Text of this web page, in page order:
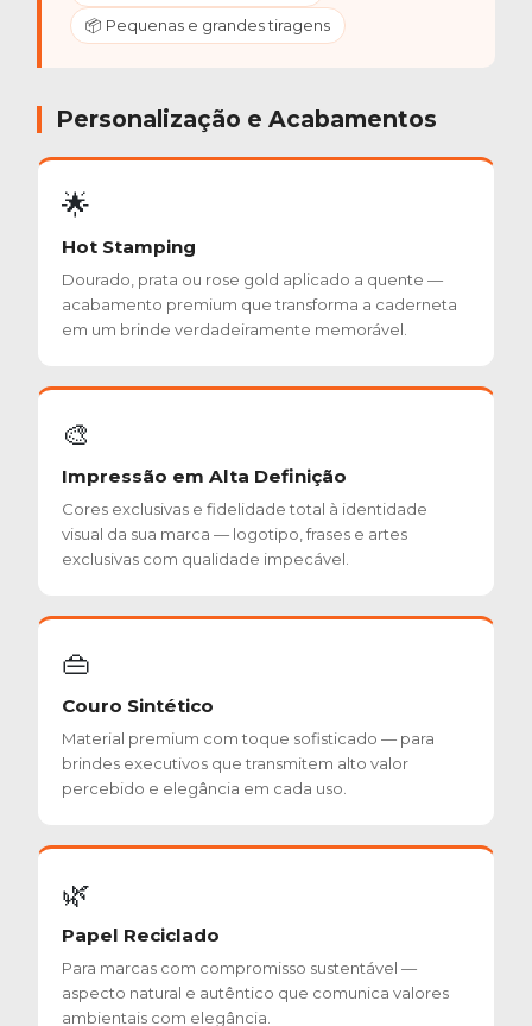
📦 Pequenas e grandes tiragens
Personalização e Acabamentos
🌟
Hot Stamping
Dourado, prata ou rose gold aplicado a quente —
acabamento premium que transforma a caderneta
em um brinde verdadeiramente memorável.
🎨
Impressão em Alta Definição
Cores exclusivas e fidelidade total à identidade
visual da sua marca — logotipo, frases e artes
exclusivas com qualidade impecável.
👜
Couro Sintético
Material premium com toque sofisticado — para
brindes executivos que transmitem alto valor
percebido e elegância em cada uso.
🌿
Papel Reciclado
Para marcas com compromisso sustentável —
aspecto natural e autêntico que comunica valores
ambientais com elegância.